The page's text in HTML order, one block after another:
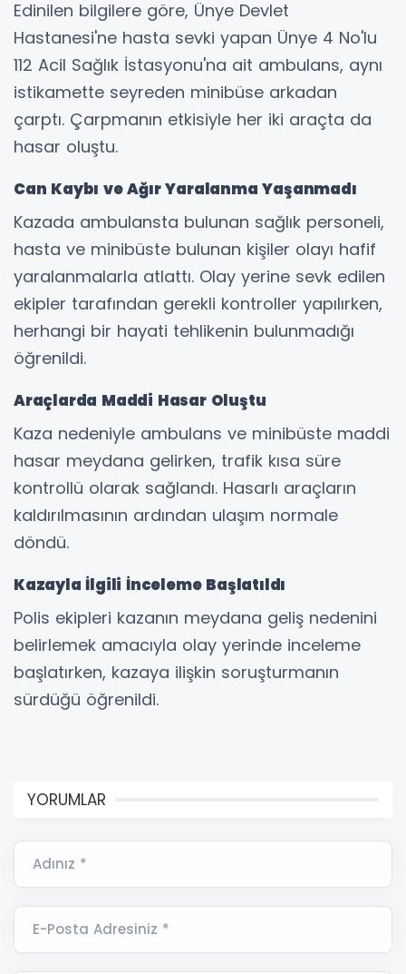
Edinilen bilgilere göre, Ünye Devlet
Hastanesi'ne hasta sevki yapan Ünye 4 No'lu
112 Acil Sağlık İstasyonu'na ait ambulans, aynı
istikamette seyreden minibüse arkadan
çarptı. Çarpmanın etkisiyle her iki araçta da
hasar oluştu.
Can Kaybı ve Ağır Yaralanma Yaşanmadı
Kazada ambulansta bulunan sağlık personeli,
hasta ve minibüste bulunan kişiler olayı hafif
yaralanmalarla atlattı. Olay yerine sevk edilen
ekipler tarafından gerekli kontroller yapılırken,
herhangi bir hayati tehlikenin bulunmadığı
öğrenildi.
Araçlarda Maddi Hasar Oluştu
Kaza nedeniyle ambulans ve minibüste maddi
hasar meydana gelirken, trafik kısa süre
kontrollü olarak sağlandı. Hasarlı araçların
kaldırılmasının ardından ulaşım normale
döndü.
Kazayla İlgili İnceleme Başlatıldı
Polis ekipleri kazanın meydana geliş nedenini
belirlemek amacıyla olay yerinde inceleme
başlatırken, kazaya ilişkin soruşturmanın
sürdüğü öğrenildi.
YORUMLAR
Adınız *
E-Posta Adresiniz *